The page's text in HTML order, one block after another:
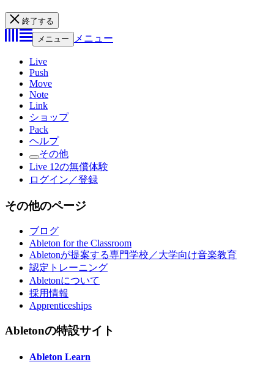
終了する
メニュー
メニュー
Live
Push
Move
Note
Link
ショップ
Pack
ヘルプ
その他
Live 12の無償体験
ログイン／登録
その他のページ
ブログ
Ableton for the Classroom
Abletonが提案する専門学校／大学向け音楽教育
認定トレーニング
Abletonについて
採用情報
Apprenticeships
Abletonの特設サイト
Ableton Learn